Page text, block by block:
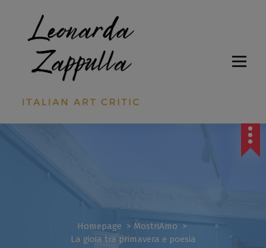
Homepage > MostriAmo >
La gioia tra primavera e poesia